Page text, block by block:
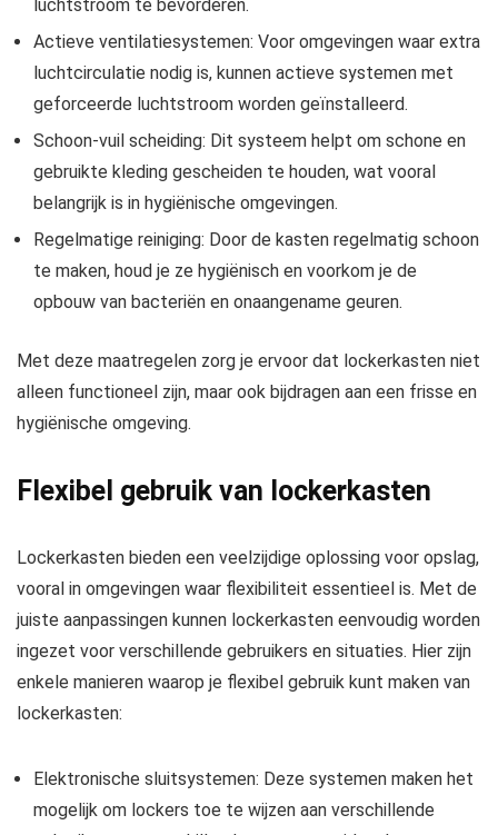
luchtstroom te bevorderen.
Actieve ventilatiesystemen: Voor omgevingen waar extra
luchtcirculatie nodig is, kunnen actieve systemen met
geforceerde luchtstroom worden geïnstalleerd.
Schoon-vuil scheiding: Dit systeem helpt om schone en
gebruikte kleding gescheiden te houden, wat vooral
belangrijk is in hygiënische omgevingen.
Regelmatige reiniging: Door de kasten regelmatig schoon
te maken, houd je ze hygiënisch en voorkom je de
opbouw van bacteriën en onaangename geuren.
Met deze maatregelen zorg je ervoor dat lockerkasten niet
alleen functioneel zijn, maar ook bijdragen aan een frisse en
hygiënische omgeving.
Flexibel gebruik van lockerkasten
Lockerkasten bieden een veelzijdige oplossing voor opslag,
vooral in omgevingen waar flexibiliteit essentieel is. Met de
juiste aanpassingen kunnen lockerkasten eenvoudig worden
ingezet voor verschillende gebruikers en situaties. Hier zijn
enkele manieren waarop je flexibel gebruik kunt maken van
lockerkasten:
Elektronische sluitsystemen: Deze systemen maken het
mogelijk om lockers toe te wijzen aan verschillende